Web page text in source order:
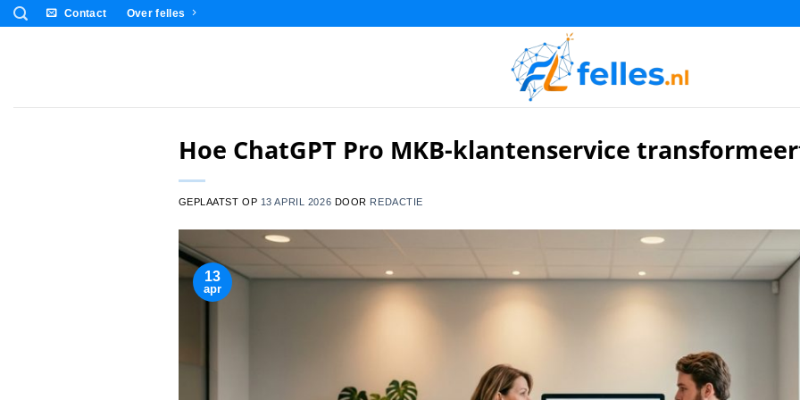
Ga
Contact Over felles
Hoe ChatGPT Pro MKB-klantenservice
GEPLAATST OP 13 APRIL 2026 DOOR REDACTIE
13
apr